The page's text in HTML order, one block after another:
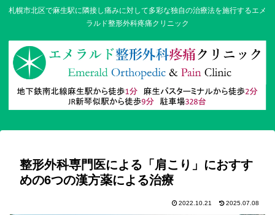
札幌市北区で麻生駅に隣接し痛みに対して多彩な独自の治療法を施行するエメ
ラルド整形外科疼痛クリニック
整形外科専門医による「肩こり」におすす
めの6つの漢方薬による治療
2022.10.21 2025.07.08